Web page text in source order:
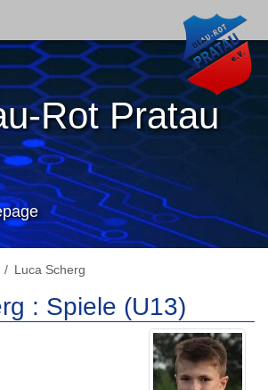
Rot Pratau
Luca Scherg
: Spiele (U13)